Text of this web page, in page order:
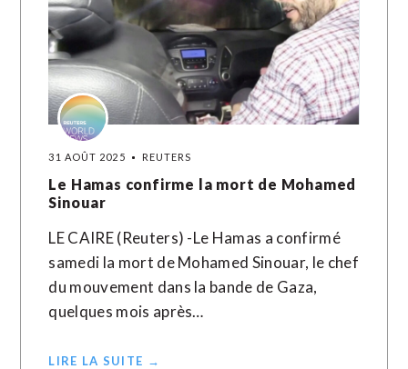
31 AOÛT 2025 REUTERS
Le Hamas confirme la mort de Mohamed
Sinouar
LE CAIRE (Reuters) -Le Hamas a confirmé
samedi la mort de Mohamed Sinouar, le chef
du mouvement dans la bande de Gaza,
quelques mois après…
LIRE LA SUITE →